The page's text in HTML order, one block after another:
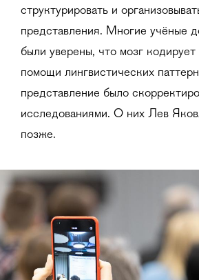
структурировать и
представления. Многие учёные
были уверены, что мозг
помощи лингвистических
представление было
исследованиями. О них Лев
позже.